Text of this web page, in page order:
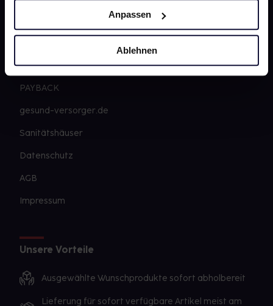
Anpassen
Ablehnen
Barrierefreiheitserklärung
PAYBACK
gesund-versorger.de
Sanitätshäuser
Datenschutz
AGB
Impressum
Unsere Vorteile
Ausgewählte Wunschprodukte sofort abholbereit
Lieferung für sofort verfügbare Artikel meist am